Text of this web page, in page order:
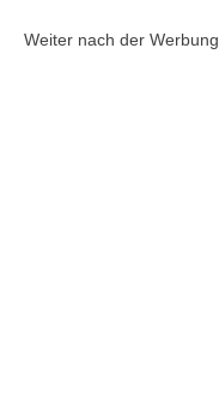
Weiter nach der Werbung